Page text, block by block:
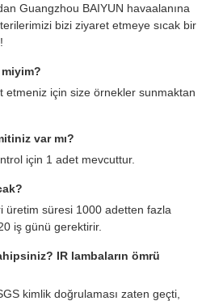
Guangzhou BAIYUN havaalanına
bizi ziyaret etmeye sıcak bir
etmeniz için size örnekler sunmaktan
var mı?
için 1 adet mevcuttur.
üretim süresi 1000 adetten fazla
iş günü gerektirir.
IR lambaların ömrü
kimlik doğrulaması zaten geçti,